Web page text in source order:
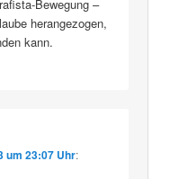
Bewegung –
herangezogen,
kann.
um 23:07 Uhr: